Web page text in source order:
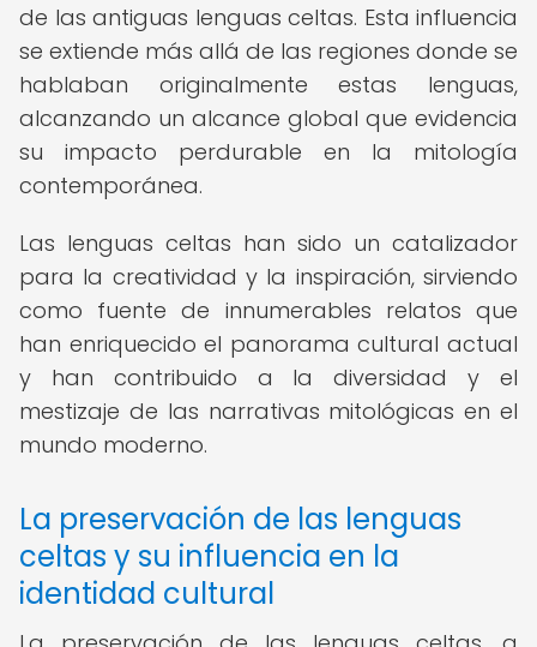
de las antiguas lenguas celtas. Esta influencia
se extiende más allá de las regiones donde se
hablaban originalmente estas lenguas,
alcanzando un alcance global que evidencia
su impacto perdurable en la mitología
contemporánea.
Las lenguas celtas han sido un catalizador
para la creatividad y la inspiración, sirviendo
como fuente de innumerables relatos que
han enriquecido el panorama cultural actual
y han contribuido a la diversidad y el
mestizaje de las narrativas mitológicas en el
mundo moderno.
La preservación de las lenguas
celtas y su influencia en la
identidad cultural